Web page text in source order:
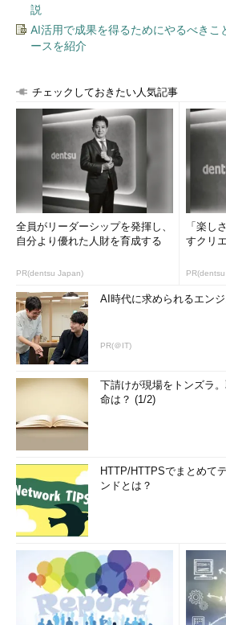
説
AI活用で成果を得るためにやるべきこ
ースを紹介
チェックしておきたい人気記事
全員がリーダーシップを発揮し、
自分より優れた人財を育成する
PR(dentsu Japan)
「楽し
すクリ
AI時代に求められるエン
PR(＠IT)
下請けが現場をトンズラ
命は？ (1/2)
HTTP/HTTPSでまとめて
ンドとは？